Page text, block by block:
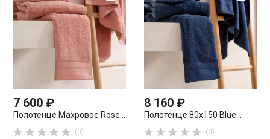
7 600 ₽
Полотенце Махровое Rose...
     (0)
8 160 ₽
Полотенце 80х150 Blue...
     (0)